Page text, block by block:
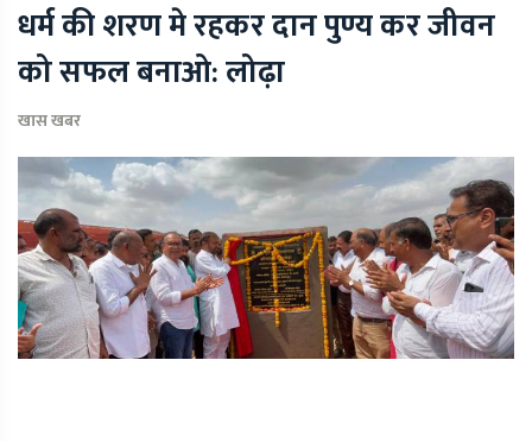
धर्म की शरण मे रहकर दान पुण्य कर जीवन
को सफल बनाओ: लोढ़ा
खास खबर